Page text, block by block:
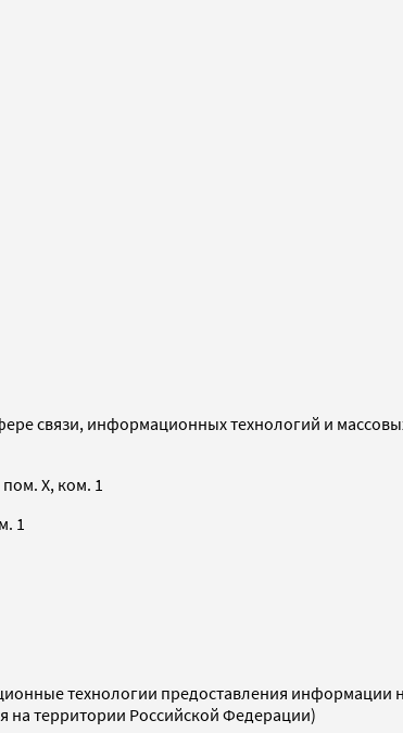
связи, информационных технологий и
X, ком. 1
1
технологии предоставления информации
на территории Российской Федерации)